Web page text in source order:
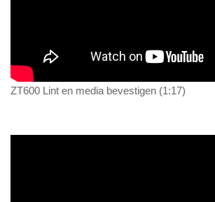
ZT600 Lint en media bevestigen (1:17)